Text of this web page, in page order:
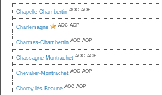
Chapelle-Chambertin AOC AOP
Charlemagne AOC AOP
Charmes-Chambertin AOC AOP
Chassagne-Montrachet AOC AOP
Chevalier-Montrachet AOC AOP
Chorey-lès-Beaune AOC AOP